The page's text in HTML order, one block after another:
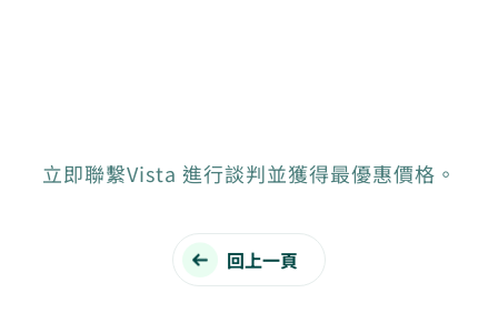
立即聯繫Vista 進行談判並獲得最優惠價格。
回上一頁